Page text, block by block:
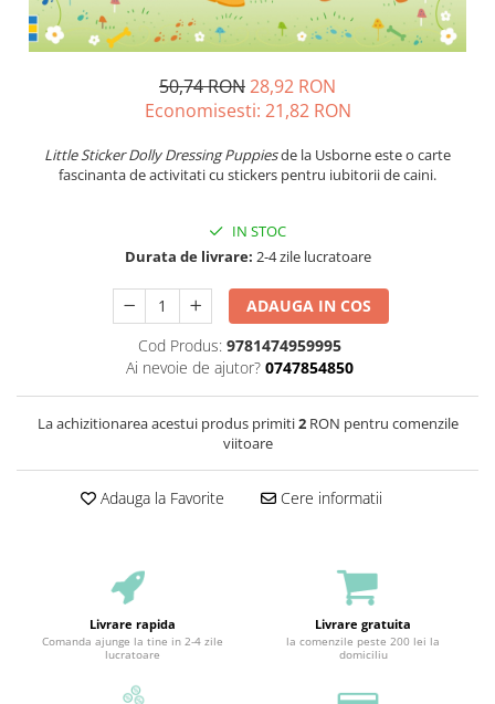
50,74 RON28,92 RON
Economisesti: 21,82 RON
Little Sticker Dolly Dressing Puppiesde la Usborne este o carte
fascinanta de activitati cu stickers pentru iubitorii de caini.
IN STOC
Durata de livrare: 2-4 zile lucratoare
ADAUGA IN COS
Cod Produs: 9781474959995
Ai nevoie de ajutor? 0747854850
La achizitionarea acestui produs primiti2RON pentru comenzile
viitoare
Adauga la Favorite Cere informatii
Livrare rapida
Comanda ajunge la tine in 2-4 zile
lucratoare
Livrare gratuita
la comenzile peste 200 lei la
domiciliu